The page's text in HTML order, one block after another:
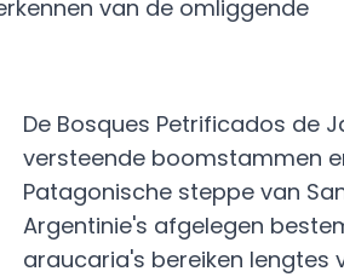
van de omliggende
De Bosques Petrificados de
versteende boomstammen
Patagonische steppe van
Argentinie's afgelegen
araucaria's bereiken lengtes